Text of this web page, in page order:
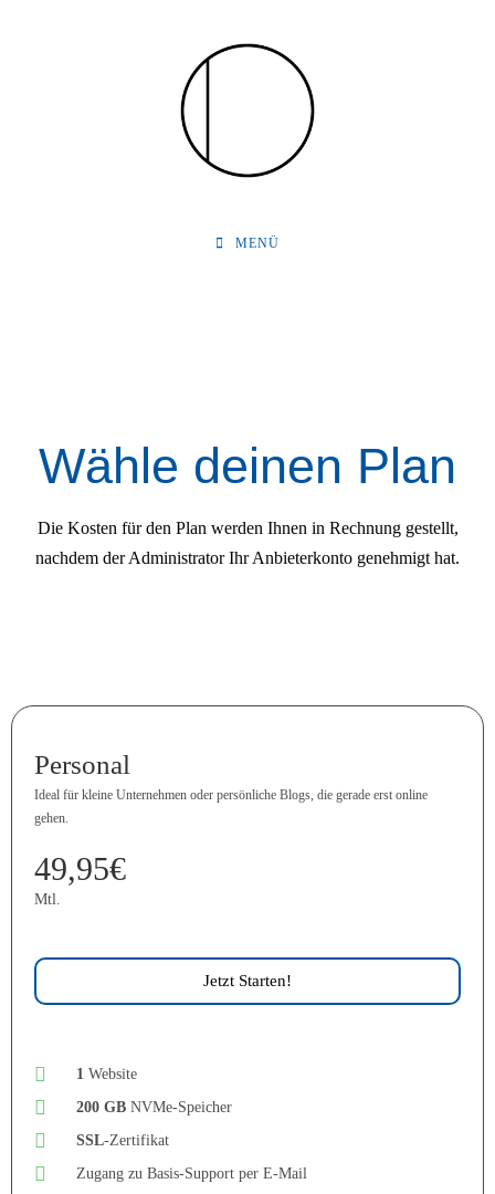
MENÜ
Wähle deinen Plan
Die Kosten für den Plan werden Ihnen in Rechnung gestellt,
nachdem der Administrator Ihr Anbieterkonto genehmigt hat.
Personal
Ideal für kleine Unternehmen oder persönliche Blogs, die gerade erst online
gehen.
49,95€
Mtl.
Jetzt Starten!
1Website
200 GB NVMe-Speicher
SSL-Zertifikat
Zugang zu Basis-Support per E-Mail